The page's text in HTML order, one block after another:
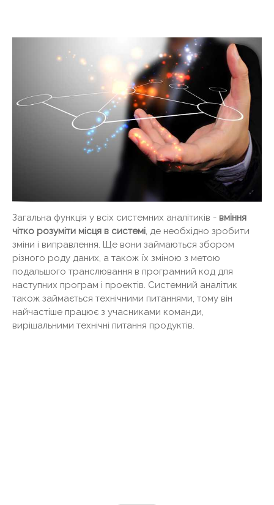
Загальна функція у всіх системних аналітиків - вміння
чітко розуміти місця в системі, де необхідно зробити
зміни і виправлення. Ще вони займаються збором
різного роду даних, а також їх зміною з метою
подальшого транслювання в програмний код для
наступних програм і проектів. Системний аналітик
також займається технічними питаннями, тому він
найчастіше працює з учасниками команди,
вирішальними технічні питання продуктів.